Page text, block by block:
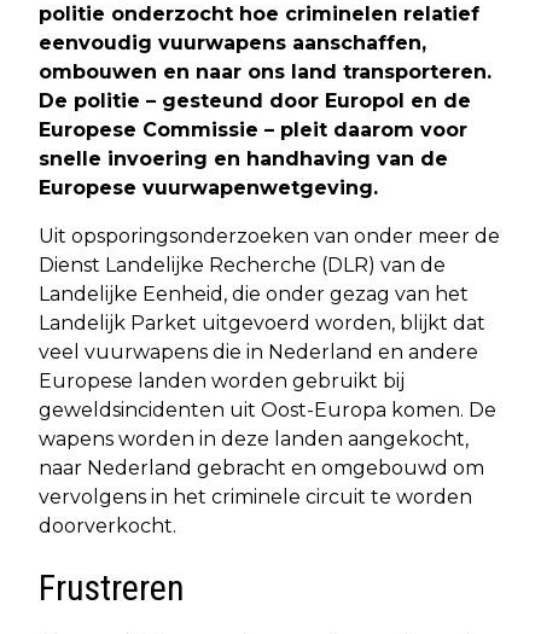
politie onderzocht hoe criminelen relatief
eenvoudig vuurwapens aanschaffen,
ombouwen en naar ons land transporteren.
De politie – gesteund door Europol en de
Europese Commissie – pleit daarom voor
snelle invoering en handhaving van de
Europese vuurwapenwetgeving.
Uit opsporingsonderzoeken van onder meer de
Dienst Landelijke Recherche (DLR) van de
Landelijke Eenheid, die onder gezag van het
Landelijk Parket uitgevoerd worden, blijkt dat
veel vuurwapens die in Nederland en andere
Europese landen worden gebruikt bij
geweldsincidenten uit Oost-Europa komen. De
wapens worden in deze landen aangekocht,
naar Nederland gebracht en omgebouwd om
vervolgens in het criminele circuit te worden
doorverkocht.
Frustreren